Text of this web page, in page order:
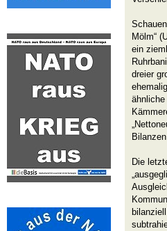
Mölm“
ein
dreier
Die